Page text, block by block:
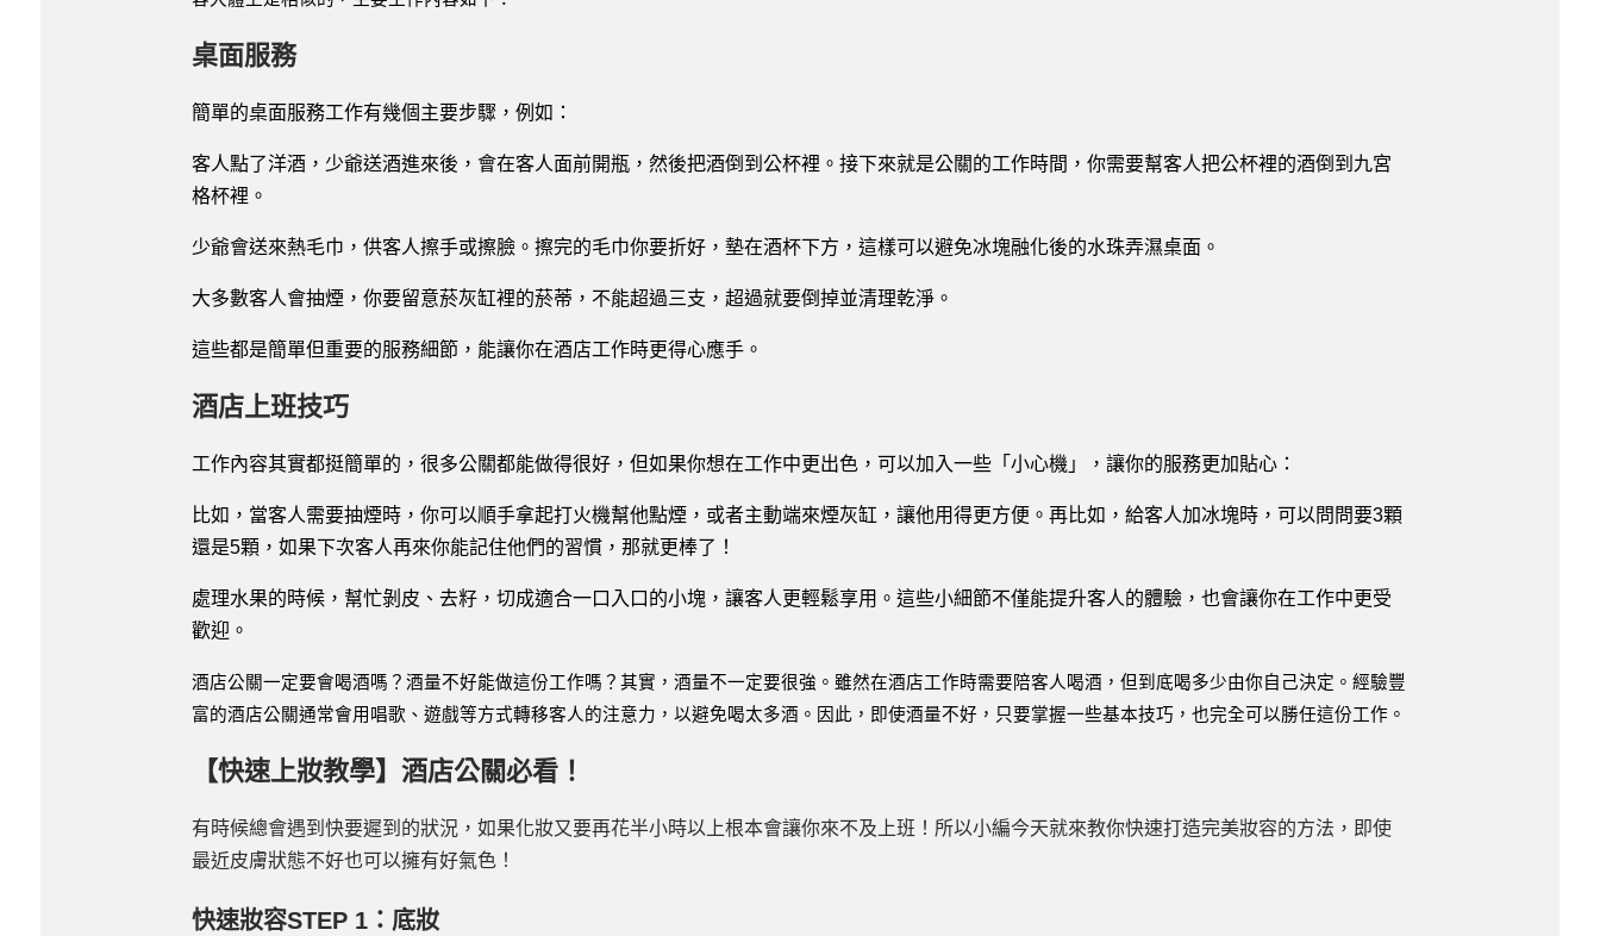
桌面服務
簡單的桌面服務工作有幾個主要步驟，例如：
客人點了洋酒，少爺送酒進來後，會在客人面前開瓶，然後把酒倒到公杯裡。接下來就是公關的工作時間，你需要幫客人把公杯裡的酒倒到九宮
格杯裡。
少爺會送來熱毛巾，供客人擦手或擦臉。擦完的毛巾你要折好，墊在酒杯下方，這樣可以避免冰塊融化後的水珠弄濕桌面。
大多數客人會抽煙，你要留意菸灰缸裡的菸蒂，不能超過三支，超過就要倒掉並清理乾淨。
這些都是簡單但重要的服務細節，能讓你在酒店工作時更得心應手。
酒店上班技巧
工作內容其實都挺簡單的，很多公關都能做得很好，但如果你想在工作中更出色，可以加入一些「小心機」，讓你的服務更加貼心：
比如，當客人需要抽煙時，你可以順手拿起打火機幫他點煙，或者主動端來煙灰缸，讓他用得更方便。再比如，給客人加冰塊時，可以問問要3顆
還是5顆，如果下次客人再來你能記住他們的習慣，那就更棒了！
處理水果的時候，幫忙剝皮、去籽，切成適合一口入口的小塊，讓客人更輕鬆享用。這些小細節不僅能提升客人的體驗，也會讓你在工作中更受
歡迎。
酒店公關一定要會喝酒嗎？酒量不好能做這份工作嗎？其實，酒量不一定要很強。雖然在酒店工作時需要陪客人喝酒，但到底喝多少由你自己決定。經驗豐
富的酒店公關通常會用唱歌、遊戲等方式轉移客人的注意力，以避免喝太多酒。因此，即使酒量不好，只要掌握一些基本技巧，也完全可以勝任這份工作。
【快速上妝教學】酒店公關必看！
有時候總會遇到快要遲到的狀況，如果化妝又要再花半小時以上根本會讓你來不及上班！所以小編今天就來教你快速打造完美妝容的方法，即使
最近皮膚狀態不好也可以擁有好氣色！
快速妝容STEP 1：底妝